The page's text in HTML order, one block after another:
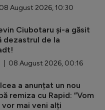
August 2026, 10:30
Ciubotaru și-a găsit
dezastrul de la
| 08 August 2026, 00:16
a anunțat un nou
remiza cu Rapid: ”Vom
mai veni alți